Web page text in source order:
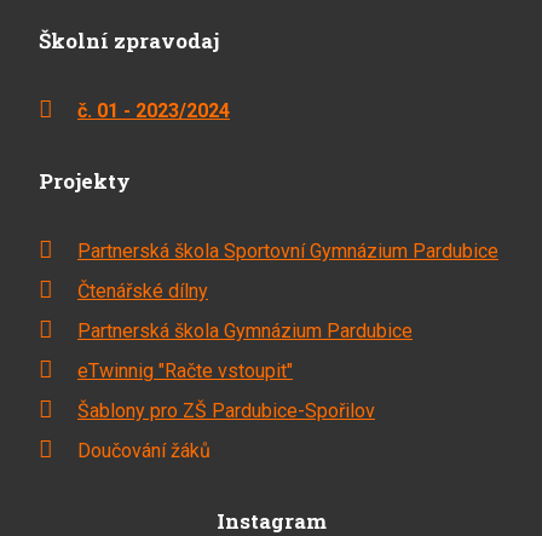
Školní zpravodaj
č. 01 - 2023/2024
Projekty
Partnerská škola Sportovní Gymnázium Pardubice
Čtenářské dílny
Partnerská škola Gymnázium Pardubice
eTwinnig "Račte vstoupit"
Šablony pro ZŠ Pardubice-Spořilov
Doučování žáků
Instagram